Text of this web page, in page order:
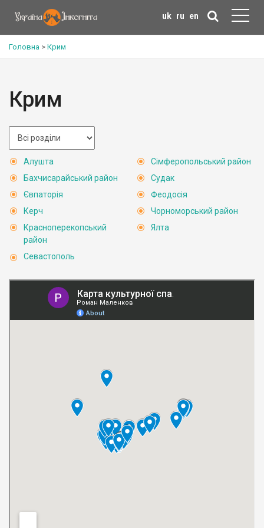
uk ru en
Головна > Крим
Крим
Алушта
Бахчисарайський район
Євпаторія
Керч
Красноперекопський
район
Севастополь
Сімферопольський район
Судак
Феодосія
Чорноморський район
Ялта